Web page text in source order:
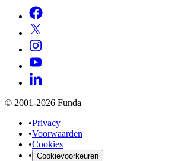
© 2001-2026 Funda
•Privacy
•Voorwaarden
•Cookies
• Cookievoorkeuren